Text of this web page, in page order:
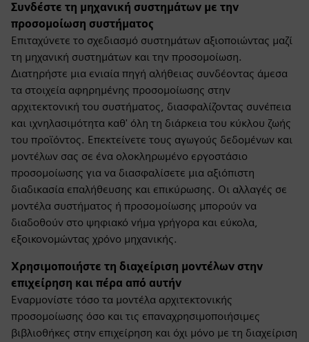
Συνδέστε τη μηχανική συστημάτων με την
προσομοίωση συστήματος
Επιταχύνετε το σχεδιασμό συστημάτων αξιοποιώντας μαζί
τη μηχανική συστημάτων και την προσομοίωση.
Διατηρήστε μια ενιαία πηγή αλήθειας συνδέοντας άμεσα
τα στοιχεία αφηρημένης προσομοίωσης στην
αρχιτεκτονική του συστήματος, διασφαλίζοντας συνέπεια
και ιχνηλασιμότητα καθ' όλη τη διάρκεια του κύκλου ζωής
του προϊόντος. Επεκτείνετε τους αγωγούς δεδομένων και
μοντέλων σας σε ένα ολοκληρωμένο εργοστάσιο
προσομοίωσης για να διασφαλίσετε μια αξιόπιστη
διαδικασία επαλήθευσης και επικύρωσης. Οι αλλαγές σε
μοντέλα συστήματος ή προσομοίωσης μπορούν να
διαδοθούν στο ψηφιακό νήμα γρήγορα και εύκολα,
εξοικονομώντας χρόνο μηχανικής.
Χρησιμοποιήστε τη διαχείριση μοντέλων στην
επιχείρηση και πέρα από αυτήν
Εναρμονίστε τόσο τα μοντέλα αρχιτεκτονικής
προσομοίωσης όσο και τις επαναχρησιμοποιήσιμες
βιβλιοθήκες στην επιχείρηση και όχι μόνο με τη διαχείριση